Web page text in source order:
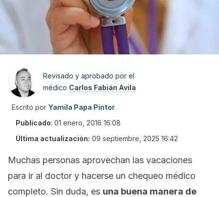
Revisado y aprobado por el
médico Carlos Fabián Avila
Escrito por Yamila Papa Pintor
Publicado: 01 enero, 2016 16:08
Última actualización: 09 septiembre, 2025 16:42
Muchas personas aprovechan las vacaciones
para ir al doctor y hacerse un chequeo médico
completo. Sin duda, es una buena manera de